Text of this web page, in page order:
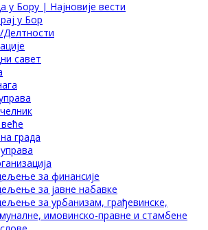
у Бору | Најновије вести
у Бор
Делтности
савет
града
за финансије
за јавне набавке
за урбанизам, грађевинске,
имовинско-правне и стамбене